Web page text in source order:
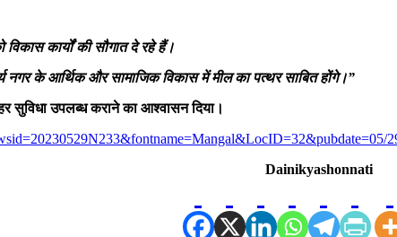
विकास कार्यों की सौगात दे रहे हैं।
नगर के आर्थिक और सामाजिक विकास में मील का पत्थर साबित होंगे।”
सुविधा उपलब्ध कराने का आश्वासन दिया।
Dainikyashonnati